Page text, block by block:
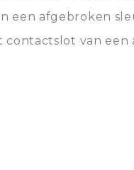
een afgebroken
contactslot van een